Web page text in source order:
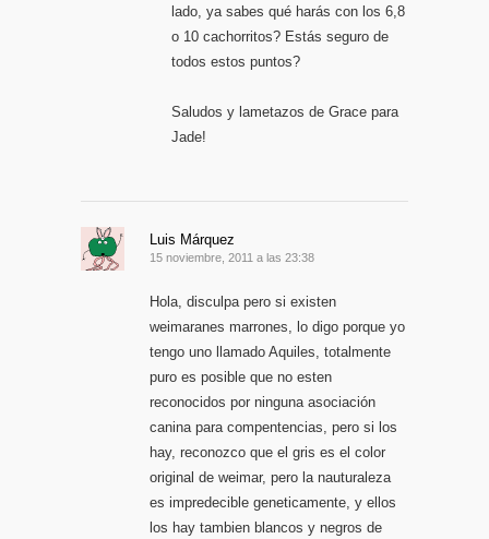
lado, ya sabes qué harás con los 6,8
o 10 cachorritos? Estás seguro de
todos estos puntos?
Saludos y lametazos de Grace para
Jade!
Luis Márquez
15 noviembre, 2011 a las 23:38
Hola, disculpa pero si existen
weimaranes marrones, lo digo porque yo
tengo uno llamado Aquiles, totalmente
puro es posible que no esten
reconocidos por ninguna asociación
canina para compentencias, pero si los
hay, reconozco que el gris es el color
original de weimar, pero la nauturaleza
es impredecible geneticamente, y ellos
los hay tambien blancos y negros de